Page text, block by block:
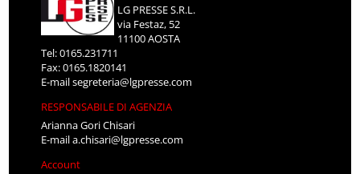
LG PRESSE S.R.L.
via Festaz, 52
11100 AOSTA
Tel: 0165.231711
Fax: 0165.1820141
E-mailsegreteria@lgpresse.com
RESPONSABILE DI AGENZIA
Arianna Gori Chisari
E-maila.chisari@lgpresse.com
Account